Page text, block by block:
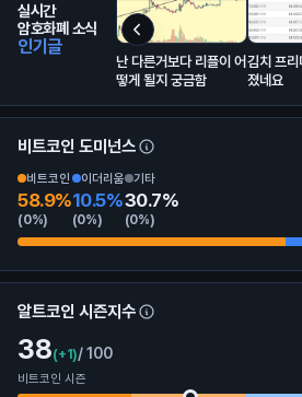
🏆️
0.29%
🏆️
4.76% (100x)
롱
숏
실시간
암호화폐 소식
인기글
난 다른거보다 리플이 어
떻게 될지 궁금함
김치 프
졌네요
비트코인 도미넌스
비트코인
58.9%
(0%)
이더리움
10.5%
(0%)
기타
30.7%
(0%)
알트코인 시즌지수
38(+1)/ 100
비트코인 시즌